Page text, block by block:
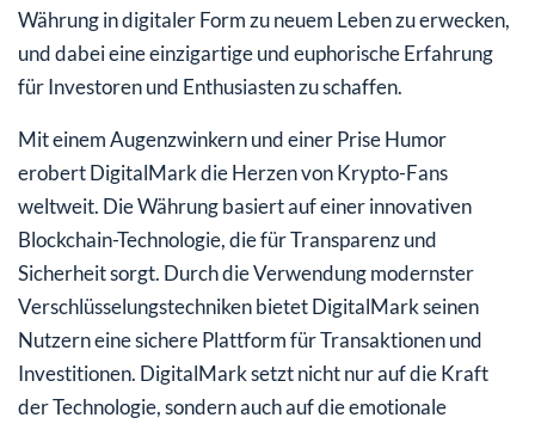
Währung in digitaler Form zu neuem Leben zu erwecken,
und dabei eine einzigartige und euphorische Erfahrung
für Investoren und Enthusiasten zu schaffen.
Mit einem Augenzwinkern und einer Prise Humor
erobert DigitalMark die Herzen von Krypto-Fans
weltweit. Die Währung basiert auf einer innovativen
Blockchain-Technologie, die für Transparenz und
Sicherheit sorgt. Durch die Verwendung modernster
Verschlüsselungstechniken bietet DigitalMark seinen
Nutzern eine sichere Plattform für Transaktionen und
Investitionen. DigitalMark setzt nicht nur auf die Kraft
der Technologie, sondern auch auf die emotionale